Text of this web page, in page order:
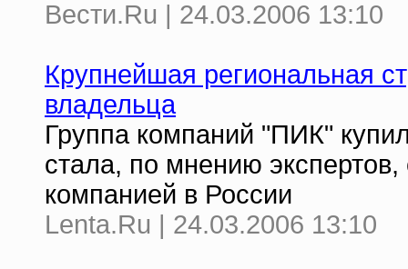
Вести.Ru | 24.03.2006 13:10
Крупнейшая региональная
владельца
Группа компаний "ПИК"
стала, по мнению
компанией в России
Lenta.Ru | 24.03.2006 13:10